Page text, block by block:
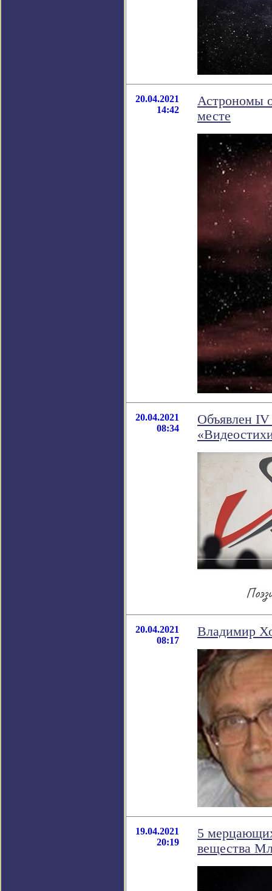
20.04.2021
14:42
Астрономы
месте
20.04.2021
08:34
Объявлен
20.04.2021
08:17
Владимир
19.04.2021
20:19
5
вещества